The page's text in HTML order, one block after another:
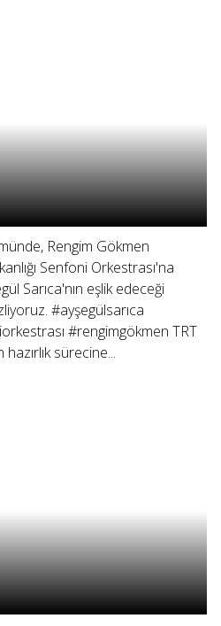
Rengim Gökmen
Senfoni Orkestrası'na
Sarıca'nın eşlik edeceği
#ayşegülsarıca
#rengimgökmen TRT
sürecine...